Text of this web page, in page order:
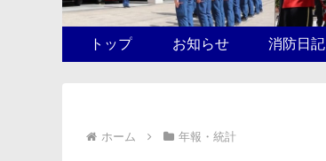
トップ お知らせ 消防日記
ホーム 年報・統計